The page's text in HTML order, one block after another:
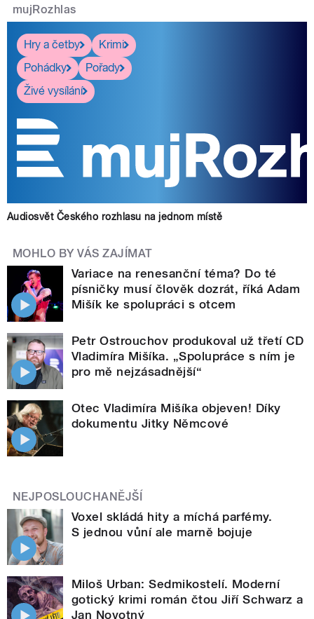
mujRozhlas
Hry a četby
Krimi
Pohádky
Pořady
Živé vysílání
Audiosvět Českého rozhlasu na jednom místě
MOHLO BY VÁS ZAJÍMAT
Variace na renesanční téma? Do té
písničky musí člověk dozrát, říká Adam
Mišík ke spolupráci s otcem
Petr Ostrouchov produkoval už třetí CD
Vladimíra Mišíka. „Spolupráce s ním je
pro mě nejzásadnější“
Otec Vladimíra Mišíka objeven! Díky
dokumentu Jitky Němcové
NEJPOSLOUCHANĚJŠÍ
Voxel skládá hity a míchá parfémy.
S jednou vůní ale marně bojuje
Miloš Urban: Sedmikostelí. Moderní
gotický krimi román čtou Jiří Schwarz a
Jan Novotný